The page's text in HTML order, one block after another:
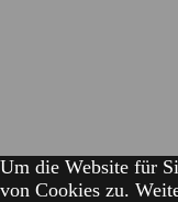
Um die Website für
von Cookies zu.